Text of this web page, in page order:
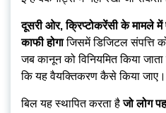
दूसरी ओर, क्रिप्टोकरेंसी के मामले
काफी होगाजिसमें डिजिटल संपत्ति
जब कानून को विनियमित किया जाता
कि यह वैयक्तिकरण कैसे किया जाए।
बिल यह स्थापित करता हैजो लोग